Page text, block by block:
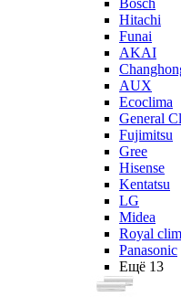
Bosch
Hitachi
Funai
AKAI
AUX
Ecoclima
General
Fujimitsu
Gree
Hisense
Kentatsu
LG
Midea
Royal
Panasonic
Ещё 13